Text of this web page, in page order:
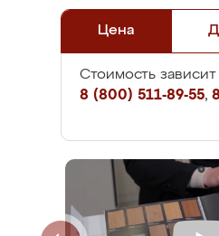
Цена
Стоимость зависит
8 (800) 511-89-55,